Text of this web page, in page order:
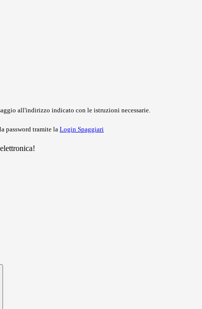
all'indirizzo indicato con le istruzioni necessarie.
password tramite la Login Spaggiari